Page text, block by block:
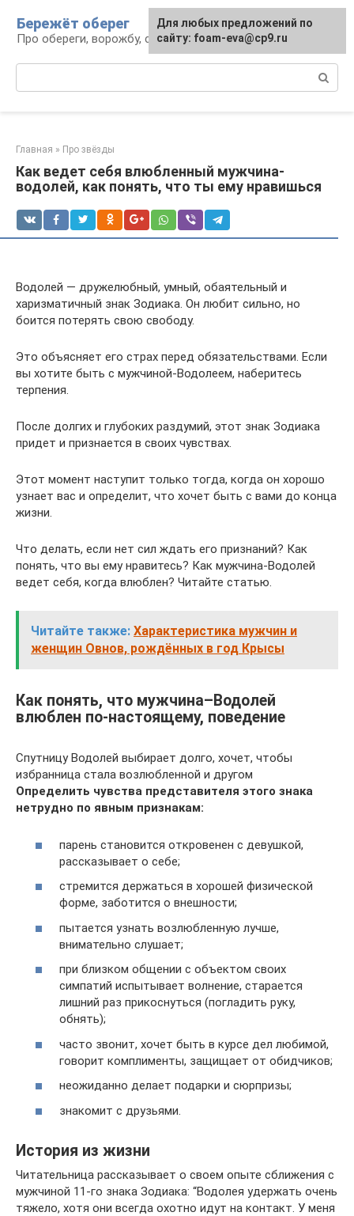
контенту
Бережёт оберег
Про обереги, ворожбу, сны и гадания
Главная » Про звёзды
Как ведет себя влюбленный мужчина-
водолей, как понять, что ты ему нравишься
Водолей — дружелюбный, умный, обаятельный и
харизматичный знак Зодиака. Он любит сильно, но
боится потерять свою свободу.
Это объясняет его страх перед обязательствами. Если
вы хотите быть с мужчиной-Водолеем, наберитесь
терпения.
После долгих и глубоких раздумий, этот знак Зодиака
придет и признается в своих чувствах.
Этот момент наступит только тогда, когда он хорошо
узнает вас и определит, что хочет быть с вами до конца
жизни.
Что делать, если нет сил ждать его признаний? Как
понять, что вы ему нравитесь? Как мужчина-Водолей
ведет себя, когда влюблен? Читайте статью.
Читайте также: Характеристика мужчин и
женщин Овнов, рождённых в год Крысы
Как понять, что мужчина–Водолей
влюблен по-настоящему, поведение
Спутницу Водолей выбирает долго, хочет, чтобы
избранница стала возлюбленной и другом
Определить чувства представителя этого знака
нетрудно по явным признакам:
парень становится откровенен с девушкой,
рассказывает о себе;
стремится держаться в хорошей физической
форме, заботится о внешности;
пытается узнать возлюбленную лучше,
внимательно слушает;
при близком общении с объектом своих
симпатий испытывает волнение, старается
лишний раз прикоснуться (погладить руку,
обнять);
часто звонит, хочет быть в курсе дел любимой,
говорит комплименты, защищает от обидчиков;
неожиданно делает подарки и сюрпризы;
знакомит с друзьями.
История из жизни
Читательница рассказывает о своем опыте сближения с
мужчиной 11-го знака Зодиака: “Водолея удержать очень
тяжело, хотя они всегда охотно идут на контакт. У меня
Для любых предложений по
сайту: foam-eva@cp9.ru